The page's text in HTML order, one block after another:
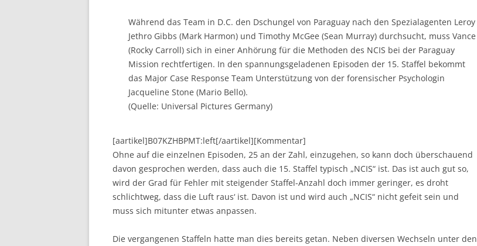
Während das Team in D.C. den Dschungel von Paraguay nach den Spezialagenten Leroy
Jethro Gibbs (Mark Harmon) und Timothy McGee (Sean Murray) durchsucht, muss Vance
(Rocky Carroll) sich in einer Anhörung für die Methoden des NCIS bei der Paraguay
Mission rechtfertigen. In den spannungsgeladenen Episoden der 15. Staffel bekommt
das Major Case Response Team Unterstützung von der forensischer Psychologin
Jacqueline Stone (Mario Bello).
(Quelle: Universal Pictures Germany)
[aartikel]B07KZHBPMT:left[/aartikel][Kommentar]
Ohne auf die einzelnen Episoden, 25 an der Zahl, einzugehen, so kann doch überschauend
davon gesprochen werden, dass auch die 15. Staffel typisch „NCIS“ ist. Das ist auch gut so,
wird der Grad für Fehler mit steigender Staffel-Anzahl doch immer geringer, es droht
schlichtweg, dass die Luft raus‘ ist. Davon ist und wird auch „NCIS“ nicht gefeit sein und
muss sich mitunter etwas anpassen.
Die vergangenen Staffeln hatte man dies bereits getan. Neben diversen Wechseln unter den